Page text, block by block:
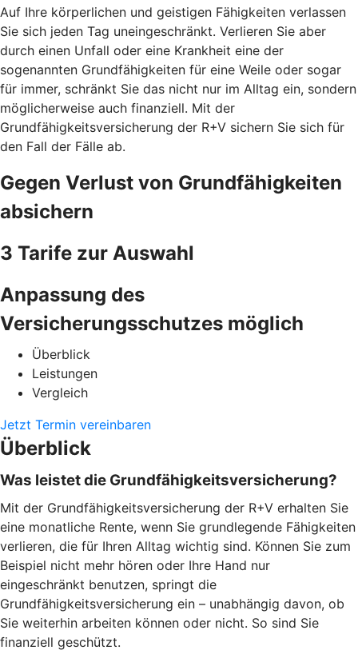
Auf Ihre körperlichen und geistigen Fähigkeiten verlassen
Sie sich jeden Tag uneingeschränkt. Verlieren Sie aber
durch einen Unfall oder eine Krankheit eine der
sogenannten Grundfähigkeiten für eine Weile oder sogar
für immer, schränkt Sie das nicht nur im Alltag ein, sondern
möglicherweise auch finanziell. Mit der
Grundfähigkeitsversicherung der R+V sichern Sie sich für
den Fall der Fälle ab.
Gegen Verlust von Grundfähigkeiten
absichern
3 Tarife zur Auswahl
Anpassung des
Versicherungsschutzes möglich
Überblick
Leistungen
Vergleich
Jetzt Termin vereinbaren
Überblick
Was leistet die Grundfähigkeitsversicherung?
Mit der Grundfähigkeitsversicherung der R+V erhalten Sie
eine monatliche Rente, wenn Sie grundlegende Fähigkeiten
verlieren, die für Ihren Alltag wichtig sind. Können Sie zum
Beispiel nicht mehr hören oder Ihre Hand nur
eingeschränkt benutzen, springt die
Grundfähigkeitsversicherung ein – unabhängig davon, ob
Sie weiterhin arbeiten können oder nicht. So sind Sie
finanziell geschützt.